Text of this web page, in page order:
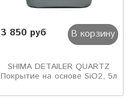
3 850 руб В корзину
SHIMA DETAILER QUARTZ
Покрытие на основе SiO2, 5л